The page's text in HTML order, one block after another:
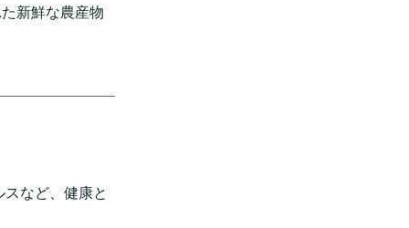
新鮮な農産物
など、健康と